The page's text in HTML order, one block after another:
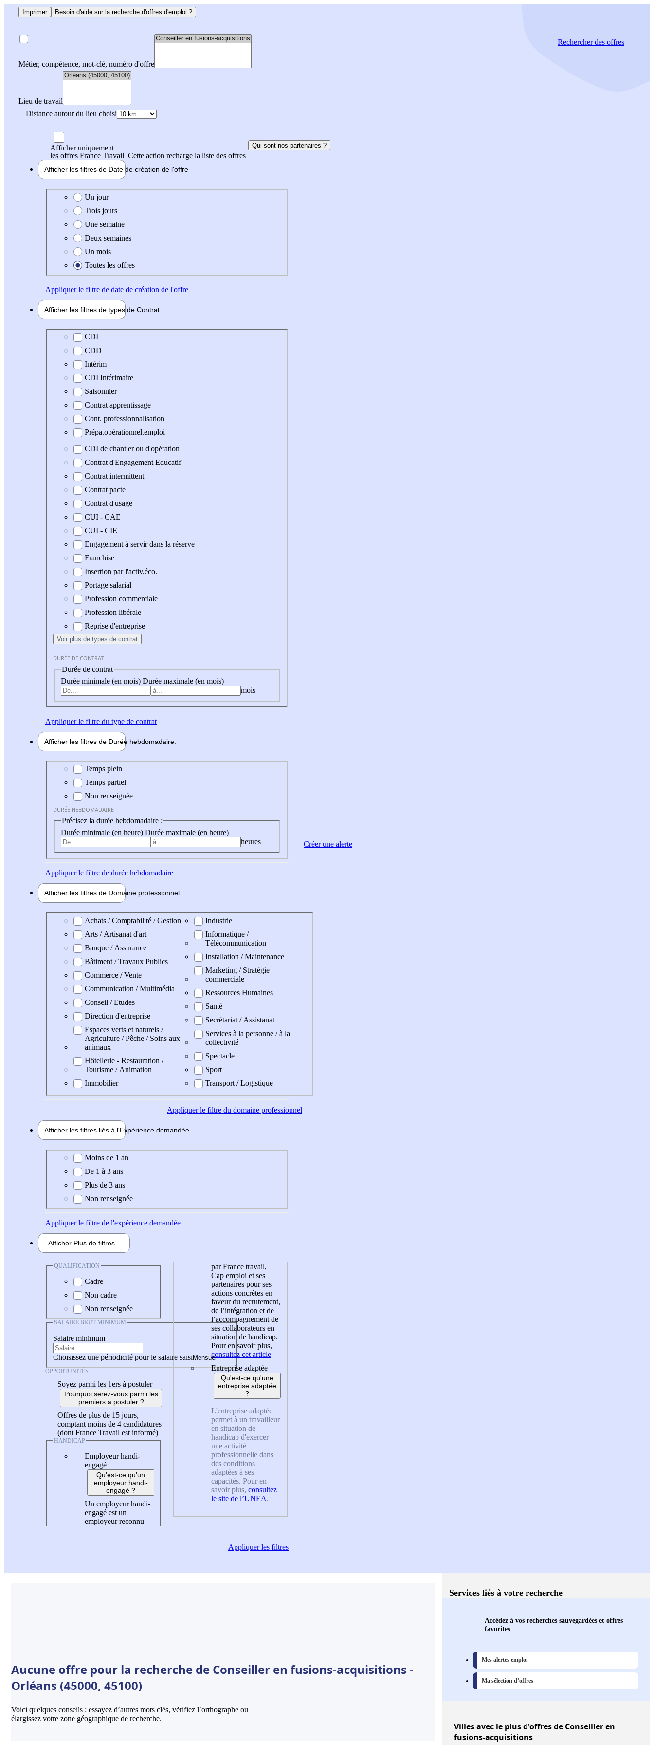
Imprimer Besoin d'aide sur la recherche d'offres d'emploi ?
Métier, compétence, mot-clé, numéro d'offre
Lieu de travail
Distance autour du lieu choisi
Rechercherdes offres
Afficher uniquement
les offres France Travail Cette action recharge la liste des offres
Qui sont nos partenaires ?
Afficher les filtres de Date de création de l'offre
Date de création de l'offre
Un jour
Trois jours
Une semaine
Deux semaines
Un mois
Toutes les offres
Appliquerle filtre de date de création de l'offre
Afficher les filtres de types de Contrat
Type de contrat
CDI
CDD
Intérim
CDI Intérimaire
Saisonnier
Contrat apprentissage
Cont. professionnalisation
Prépa.opérationnel.emploi
CDI de chantier ou d'opération
Contrat d'Engagement Educatif
Contrat intermittent
Contrat pacte
Contrat d'usage
CUI - CAE
CUI - CIE
Engagement à servir dans la réserve
Franchise
Insertion par l'activ.éco.
Portage salarial
Profession commerciale
Profession libérale
Reprise d'entreprise
Voir plus de types de contrat
DURÉE DE CONTRAT
Durée de contrat
Durée minimale (en mois) Durée maximale (en mois)
mois
Appliquerle filtre du type de contrat
Afficher les filtres de Durée hebdomadaire
Durée hebdomadaire
Temps plein
Temps partiel
Non renseignée
DURÉE HEBDOMADAIRE
Précisez la durée hebdomadaire :
Durée minimale (en heure) Durée maximale (en heure)
heures
Appliquerle filtre de durée hebdomadaire
Afficher les filtres de Domaine professionnel
Domaine professionel
Achats / Comptabilité / Gestion
Arts / Artisanat d'art
Banque / Assurance
Bâtiment / Travaux Publics
Commerce / Vente
Communication / Multimédia
Conseil / Etudes
Direction d'entreprise
Espaces verts et naturels /
Agriculture / Pêche / Soins aux
animaux
Hôtellerie - Restauration /
Tourisme / Animation
Immobilier
Industrie
Informatique /
Télécommunication
Installation / Maintenance
Marketing / Stratégie
commerciale
Ressources Humaines
Santé
Secrétariat / Assistanat
Services à la personne / à la
collectivité
Spectacle
Sport
Transport / Logistique
Appliquerle filtre du domaine professionnel
Afficher les filtres liés à l'Expérience demandée
Expérience demandée
Moins de 1 an
De 1 à 3 ans
Plus de 3 ans
Non renseignée
Appliquerle filtre de l'expérience demandée
Afficher Plus de filtres
QUALIFICATION
Cadre
Non cadre
Non renseignée
SALAIRE BRUT MINIMUM
Salaire minimum
Choisissez une périodicité pour le salaire saisi
OPPORTUNITÉS
Soyez parmi les 1ers à postuler
Pourquoi serez-vous parmi les
premiers à postuler ?
Offres de plus de 15 jours,
comptant moins de 4 candidatures
(dont France Travail est informé)
HANDICAP
Employeur handi-
engagé
Qu'est-ce qu'un
employeur handi-
engagé ?
Un employeur handi-
engagé est un
employeur reconnu
par France travail,
Cap emploi et ses
partenaires pour ses
actions concrètes en
faveur du recrutement,
de l’intégration et de
l’accompagnement de
ses collaborateurs en
situation de handicap.
Pour en savoir plus,
consultez cet article.
Entreprise adaptée
Qu'est-ce qu'une
entreprise adaptée
?
L'entreprise adaptée
permet à un travailleur
en situation de
handicap d'exercer
une activité
professionnelle dans
des conditions
adaptées à ses
capacités. Pour en
savoir plus, consultez
le site de l’UNEA.
Appliquerles filtres
Créer une alerte
Aucune offre pour la recherche de Conseiller en fusions-acquisitions -
Orléans (45000, 45100)
Voici quelques conseils : essayez d’autres mots clés, vérifiez l’orthographe ou
élargissez votre zone géographique de recherche.
Services liés à votre recherche
Accédez à vos recherches sauvegardées et offres
favorites
Mes alertes emploi
Ma sélection d’offres
Villesavec le plus d'offres de Conseiller en
fusions-acquisitions